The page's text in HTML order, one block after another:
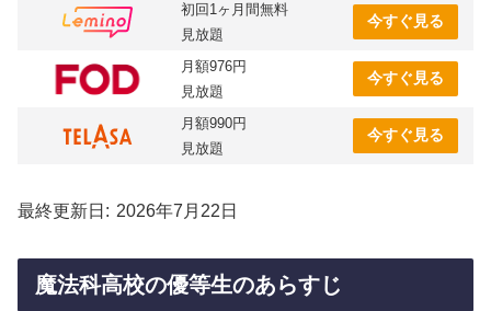
初回1ヶ月間無料
見放題
今すぐ見る
月額976円
見放題
今すぐ見る
月額990円
見放題
今すぐ見る
最終更新日 2026年7月22日
魔法科高校の優等生のあらすじ